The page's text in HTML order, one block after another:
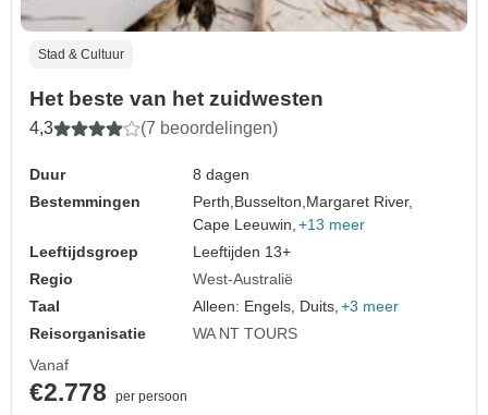
Stad & Cultuur
Het beste van het zuidwesten
4,3 (7 beoordelingen)
Duur
8 dagen
Bestemmingen
Perth, Busselton, Margaret River,
Cape Leeuwin, +13 meer
Leeftijdsgroep
Leeftijden 13+
Regio
West-Australië
Taal
Alleen: Engels, Duits, +3 meer
Reisorganisatie
WA NT TOURS
Vanaf
€2.778
per persoon